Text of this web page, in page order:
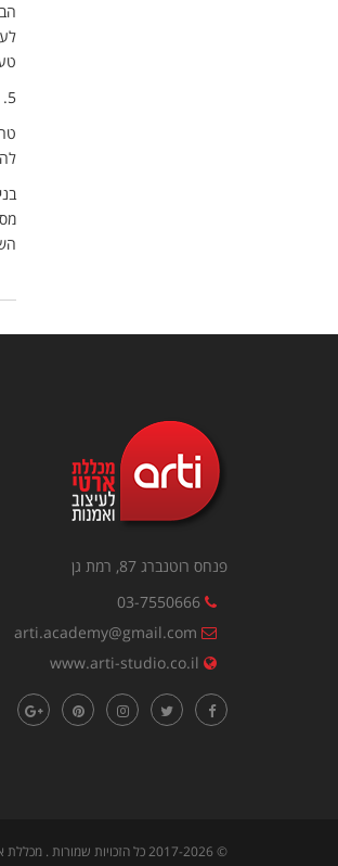
5.
פנחס רוטנברג 87, רמת גן
03-7550666
arti.academy@gmail.com
www.arti-studio.co.il
©
2017-2026כל הזכויות שמורות . מכללת